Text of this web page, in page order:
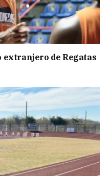
extranjero de Regatas